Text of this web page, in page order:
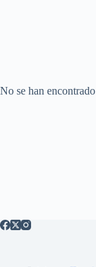
No se han